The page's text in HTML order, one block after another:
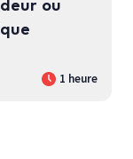
ou
1 heure